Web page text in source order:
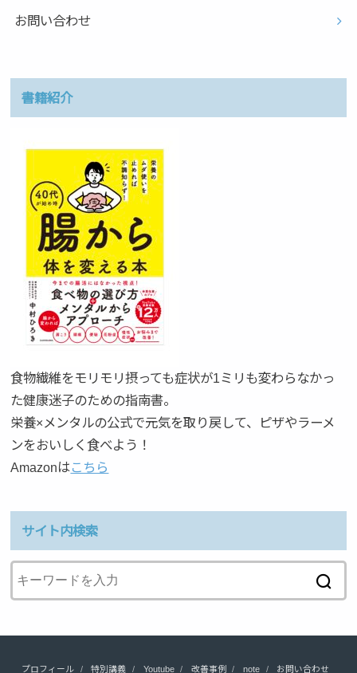
お問い合わせ
書籍紹介
食物繊維をモリモリ摂っても症状が1ミリも変わらなかっ
た健康迷子のための指南書。
栄養×メンタルの公式で元気を取り戻して、ピザやラーメ
ンをおいしく食べよう！
Amazonはこちら
サイト内検索
プロフィール 特別講義 Youtube 改善事例 note お問い合わせ